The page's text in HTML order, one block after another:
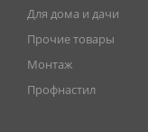
Для дома и дачи
Прочие товары
Монтаж
Профнастил